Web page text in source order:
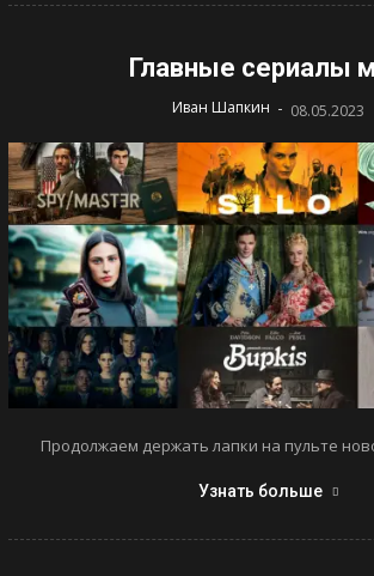
Главные сериалы
Иван Шапкин - 08.05.2023
Продолжаем держать лапки на пульте
Узнать больше